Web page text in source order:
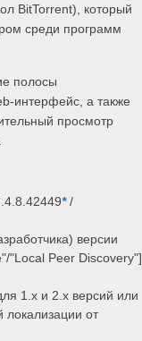
BitTorrent), который
среди программ
полосы
интерфейс, а также
просмотр
*/
версии
"Local Peer Discovery"]
1.x и 2.x версий или
локализации от